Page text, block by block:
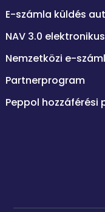
E-számla küldés
NAV 3.0
Nemzetközi e-
Partnerprogram
Peppol hozzáférési